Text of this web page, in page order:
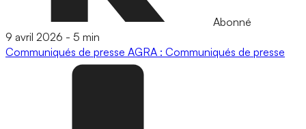
Abonné
9 avril 2026 - 5 min
Communiqués de presse AGRA : Communiqués de presse